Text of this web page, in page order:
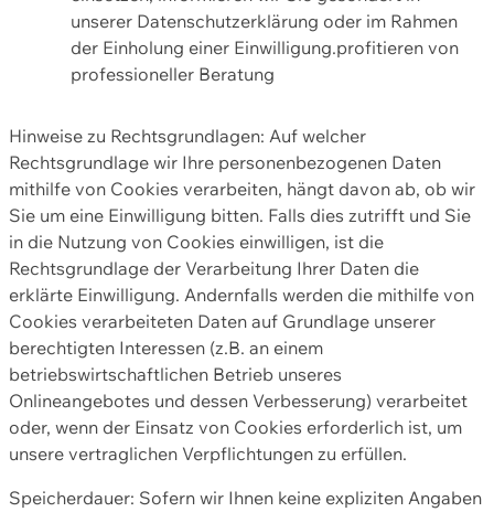
unserer Datenschutzerklärung oder im Rahmen
der Einholung einer Einwilligung.profitieren von
professioneller Beratung
Hinweise zu Rechtsgrundlagen: Auf welcher
Rechtsgrundlage wir Ihre personenbezogenen Daten
mithilfe von Cookies verarbeiten, hängt davon ab, ob wir
Sie um eine Einwilligung bitten. Falls dies zutrifft und Sie
in die Nutzung von Cookies einwilligen, ist die
Rechtsgrundlage der Verarbeitung Ihrer Daten die
erklärte Einwilligung. Andernfalls werden die mithilfe von
Cookies verarbeiteten Daten auf Grundlage unserer
berechtigten Interessen (z.B. an einem
betriebswirtschaftlichen Betrieb unseres
Onlineangebotes und dessen Verbesserung) verarbeitet
oder, wenn der Einsatz von Cookies erforderlich ist, um
unsere vertraglichen Verpflichtungen zu erfüllen.
Speicherdauer: Sofern wir Ihnen keine expliziten Angaben